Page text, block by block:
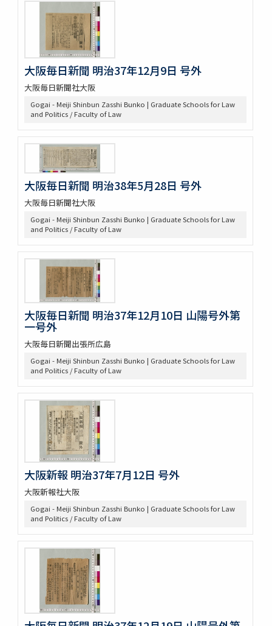
大阪毎日新聞 明治37年12月9日 号外
大阪毎日新聞社大阪
Gogai - Meiji Shinbun Zasshi Bunko | Graduate Schools for Law
and Politics / Faculty of Law
大阪毎日新聞 明治38年5月28日 号外
大阪毎日新聞社大阪
Gogai - Meiji Shinbun Zasshi Bunko | Graduate Schools for Law
and Politics / Faculty of Law
大阪毎日新聞 明治37年12月10日 山陽号外第
一号外
大阪毎日新聞出張所広島
Gogai - Meiji Shinbun Zasshi Bunko | Graduate Schools for Law
and Politics / Faculty of Law
大阪新報 明治37年7月12日 号外
大阪新報社大阪
Gogai - Meiji Shinbun Zasshi Bunko | Graduate Schools for Law
and Politics / Faculty of Law